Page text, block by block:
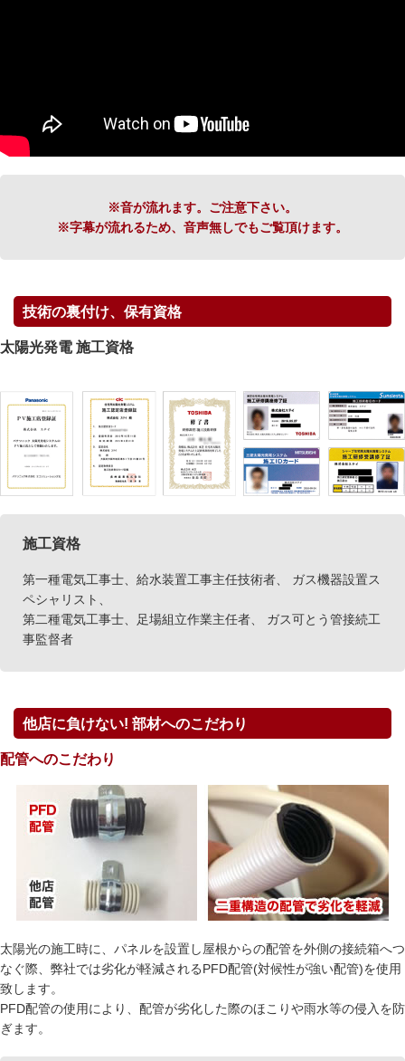
※音が流れます。ご注意下さい。
※字幕が流れるため、音声無しでもご覧頂けます。
技術の裏付け、保有資格
太陽光発電 施工資格
施工資格
第一種電気工事士、給水装置工事主任技術者、 ガス機器設置ス
ペシャリスト、
第二種電気工事士、足場組立作業主任者、 ガス可とう管接続工
事監督者
他店に負けない! 部材へのこだわり
配管へのこだわり
太陽光の施工時に、パネルを設置し屋根からの配管を外側の接続箱へつ
なぐ際、弊社では劣化が軽減されるPFD配管(対候性が強い配管)を使用
致します。
PFD配管の使用により、配管が劣化した際のほこりや雨水等の侵入を防
ぎます。